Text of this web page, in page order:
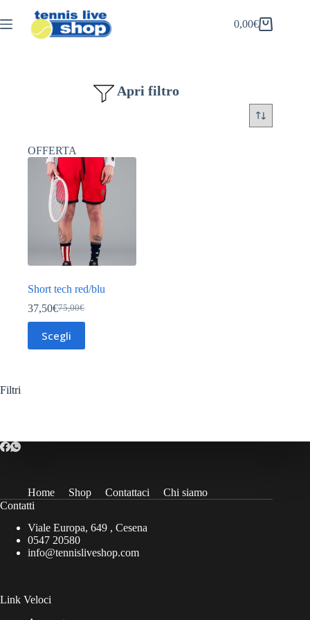
al
contenuto
Carrello
0,00€
Apri filtro
OFFERTA
Short tech red/blu
75,00€
Il
prezzo
originale
era:
37,50€Il
prezzo
attuale
è:
Scegli
Questo
prodotto
ha
scelte
prodotto
Filtri
Home Shop Contattaci
Chi siamo
Contatti
Viale Europa, 649 , Cesena
0547 20580
info@tennisliveshop.com
Link Veloci